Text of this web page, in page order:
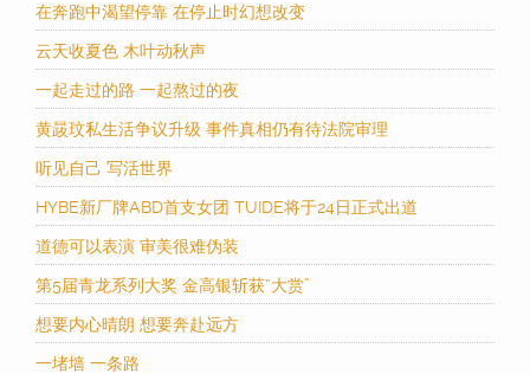
在奔跑中渴望停靠 在停止时幻想改变
云天收夏色 木叶动秋声
一起走过的路 一起熬过的夜
黄晸玟私生活争议升级 事件真相仍有待法院审理
听见自己 写活世界
HYBE新厂牌ABD首支女团 TUIDE将于24日正式出道
道德可以表演 审美很难伪装
第5届青龙系列大奖 金高银斩获“大赏”
想要内心晴朗 想要奔赴远方
一堵墙 一条路